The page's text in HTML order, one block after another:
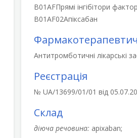
B01AFПрямі інгібітори
B01AF02Апіксабан
Антитромботичні лікарські
Реєстрація
№ UA/13699/01/01 від
Склад
діюча речовина: apixaban;